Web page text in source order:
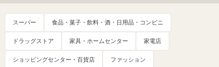
スーパー 食品・菓子・飲料・酒・日用品・コンビニ
ドラッグストア 家具・ホームセンター 家電店
ショッピングセンター・百貨店 ファッション